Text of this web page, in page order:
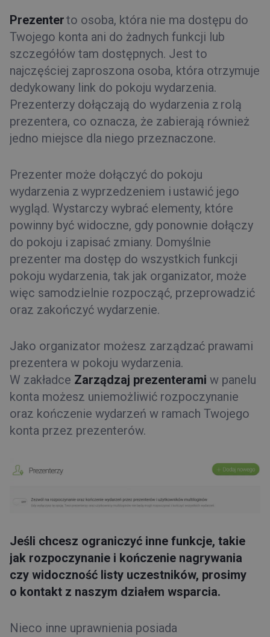
Prezenterto osoba, która nie ma dostępu do
Twojego konta ani do żadnych funkcji lub
szczegółów tam dostępnych. Jest to
najczęściej zaproszona osoba, która otrzymuje
dedykowany link do pokoju wydarzenia.
Prezenterzy dołączają do wydarzenia z rolą
prezentera, co oznacza, że zabierają również
jedno miejsce dla niego przeznaczone.
Prezenter może dołączyć do pokoju
wydarzenia z wyprzedzeniem i ustawić jego
wygląd. Wystarczy wybrać elementy, które
powinny być widoczne, gdy ponownie dołączy
do pokoju i zapisać zmiany. Domyślnie
prezenter ma dostęp do wszystkich funkcji
pokoju wydarzenia, tak jak organizator, może
więc samodzielnie rozpocząć, przeprowadzić
oraz zakończyć wydarzenie.
Jako organizator możesz zarządzać prawami
prezentera w pokoju wydarzenia.
W zakładce Zarządzaj prezenterami w panelu
konta możesz uniemożliwić rozpoczynanie
oraz kończenie wydarzeń w ramach Twojego
konta przez prezenterów.
Jeśli chcesz ograniczyć inne funkcje, takie
jak rozpoczynanie i kończenie nagrywania
czy widoczność listy uczestników, prosimy
o kontakt z naszym działem wsparcia.
Nieco inne uprawnienia posiada